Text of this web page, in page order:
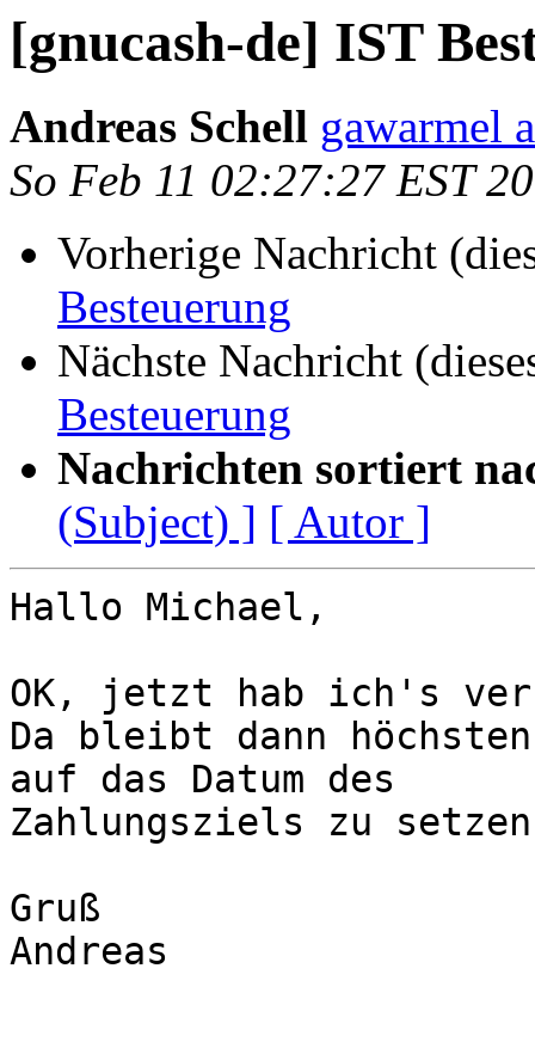
[gnucash-de] IST
Andreas Schell gawarmel
So Feb 11 02:27:27 EST
Vorherige Nachricht
Besteuerung
Nächste Nachricht
Besteuerung
Nachrichten sortiert
(Subject) ] [ Autor ]
Hallo Michael,
OK, jetzt hab ich's
Da bleibt dann
auf das Datum des
Zahlungsziels zu
Gruß
Andreas